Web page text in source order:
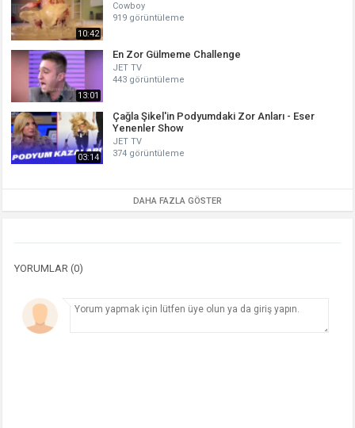
10:42
Cowboy
919 görüntüleme
13:01
En Zor Gülmeme Challenge
JET TV
443 görüntüleme
03:14
Çağla Şikel'in Podyumdaki Zor Anları - Eser
Yenenler Show
JET TV
374 görüntüleme
DAHA FAZLA GÖSTER
YORUMLAR (0)